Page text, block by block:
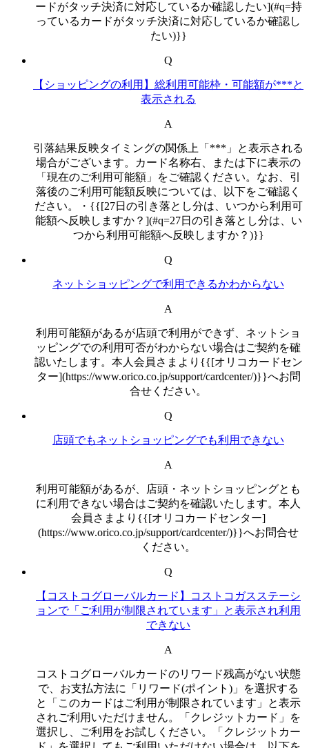
ードがタッチ決済に対応しているか確認したい](#q=持
っているカードがタッチ決済に対応しているか確認し
たい)}}
Q
【ショッピングの利用】総利用可能枠・可能額が***と
表示される
A
引落結果反映タイミングの関係上「***」と表示される
場合がございます。カード名称右、または下に表示の
「現在のご利用可能額」をご確認ください。なお、引
落後のご利用可能額反映については、以下をご確認く
ださい。・{{[27日の引き落とし分は、いつから利用可
能額へ反映しますか？](#q=27日の引き落とし分は、い
つから利用可能額へ反映しますか？)}}
Q
ネットショッピングで利用できるかわからない
A
利用可能額があるが店頭で利用ができず、ネットショ
ッピングでの利用可否がわからない場合はご契約を確
認いたします。本人会員さまより{{[オリコカードセン
ター](https://www.orico.co.jp/support/cardcenter/)}}へお問
合せください。
Q
店頭でもネットショッピングでも利用できない
A
利用可能額があるが、店頭・ネットショッピングとも
に利用できない場合はご契約を確認いたします。本人
会員さまより{{[オリコカードセンター]
(https://www.orico.co.jp/support/cardcenter/)}}へお問合せ
ください。
Q
【コストコグローバルカード】コストコガスステーシ
ョンで「ご利用が制限されています」と表示され利用
できない
A
コストコグローバルカードのリワード残高がない状態
で、お支払方法に「リワード(ポイント)」を選択する
と「このカードはご利用が制限されています」と表示
されご利用いただけません。「クレジットカード」を
選択し、ご利用をお試しください。「クレジットカー